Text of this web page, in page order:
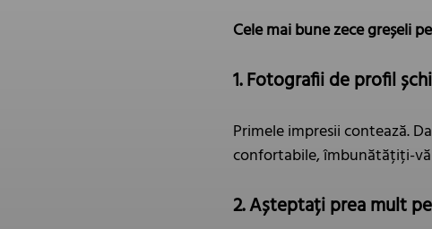
Cele mai bune zece greșeli
1. Fotografii de profil
Primele impresii contează.
confortabile, îmbunătățiți-
2. Așteptați prea mult